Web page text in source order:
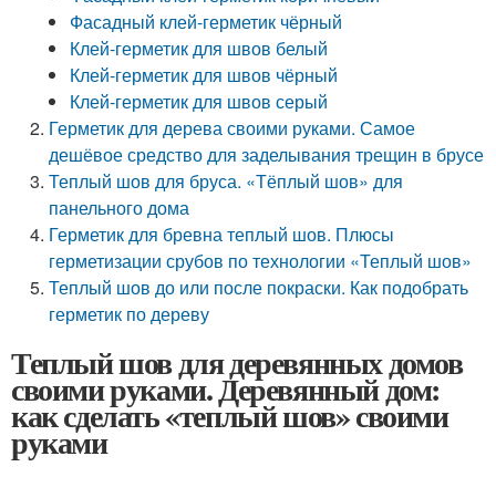
Фасадный клей-герметик чёрный
Клей-герметик для швов белый
Клей-герметик для швов чёрный
Клей-герметик для швов серый
Герметик для дерева своими руками. Самое
дешёвое средство для заделывания трещин в брусе
Теплый шов для бруса. «Тёплый шов» для
панельного дома
Герметик для бревна теплый шов. Плюсы
герметизации срубов по технологии «Теплый шов»
Теплый шов до или после покраски. Как подобрать
герметик по дереву
Теплый шов для деревянных домов
своими руками. Деревянный дом:
как сделать «теплый шов» своими
руками